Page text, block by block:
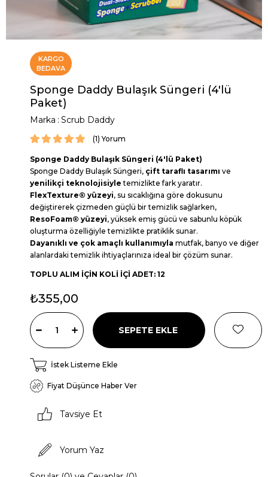
KARGO
BEDAVA
Sponge Daddy Bulaşık Süngeri (4'lü
Paket)
Marka : Scrub Daddy
(1)
Sponge Daddy Bulaşık Süngeri (4'lü Paket)
Sponge Daddy Bulaşık Süngeri, çift taraflı tasarımı ve
yenilikçi teknolojisiyle temizlikte fark yaratır.
FlexTexture® yüzeyi, su sıcaklığına göre dokusunu
değiştirerek çizmeden güçlü bir temizlik sağlarken,
ResoFoam® yüzeyi, yüksek emiş gücü ve sabunlu köpük
oluşturma özelliğiyle temizlikte pratiklik sunar.
Dayanıklı ve çok amaçlı kullanımıyla mutfak, banyo ve diğer
alanlardaki temizlik ihtiyaçlarınıza ideal bir çözüm sunar.
TOPLU ALIM İÇİN KOLİ İÇİ ADET: 12
₺355,00
İstek Listeme Ekle
Fiyat Düşünce Haber Ver
Tavsiye Et
Yorum Yaz